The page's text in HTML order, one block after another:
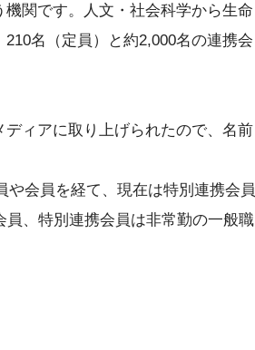
関です。人文・社会科学から生命
名（定員）と約2,000名の連携会
ィアに取り上げられたので、名前
や会員を経て、現在は特別連携会員
、特別連携会員は非常勤の一般職